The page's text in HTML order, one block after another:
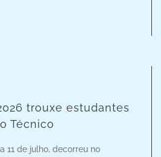
trouxe estudantes
Técnico
11 de julho, decorreu no